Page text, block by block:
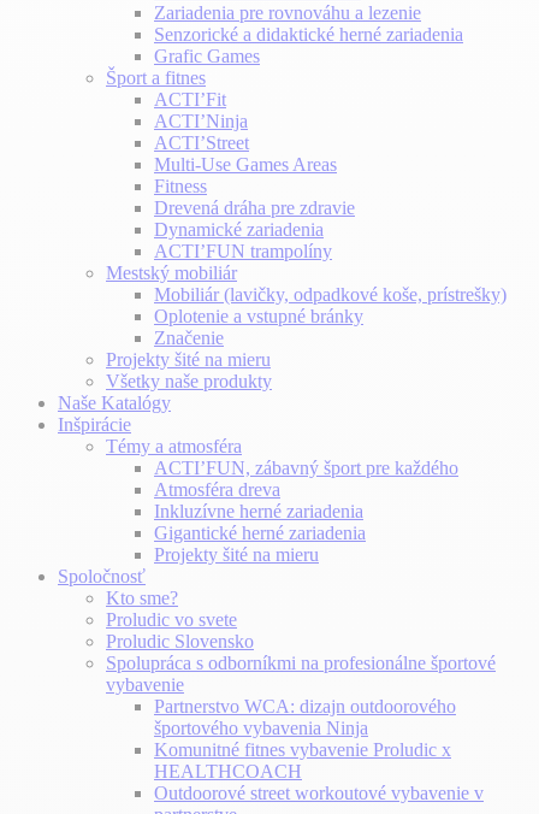
Zariadenia pre rovnováhu a lezenie
Senzorické a didaktické herné zariadenia
Grafic Games
Šport a fitnes
ACTI’Fit
ACTI’Ninja
ACTI’Street
Multi-Use Games Areas
Fitness
Drevená dráha pre zdravie
Dynamické zariadenia
ACTI’FUN trampolíny
Mestský mobiliár
Mobiliár (lavičky, odpadkové koše, prístrešky)
Oplotenie a vstupné bránky
Značenie
Projekty šité na mieru
Všetky naše produkty
Naše Katalógy
Inšpirácie
Témy a atmosféra
ACTI’FUN, zábavný šport pre každého
Atmosféra dreva
Inkluzívne herné zariadenia
Gigantické herné zariadenia
Projekty šité na mieru
Spoločnosť
Kto sme?
Proludic vo svete
Proludic Slovensko
Spolupráca s odborníkmi na profesionálne športové
vybavenie
Partnerstvo WCA: dizajn outdoorového
športového vybavenia Ninja
Komunitné fitnes vybavenie Proludic x
HEALTHCOACH
Outdoorové street workoutové vybavenie v